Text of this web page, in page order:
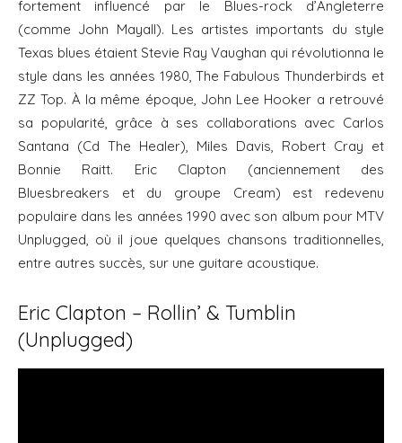
fortement influencé par le Blues-rock d’Angleterre
(comme John Mayall). Les artistes importants du style
Texas blues étaient Stevie Ray Vaughan qui révolutionna le
style dans les années 1980, The Fabulous Thunderbirds et
ZZ Top. À la même époque, John Lee Hooker a retrouvé
sa popularité, grâce à ses collaborations avec Carlos
Santana (Cd The Healer), Miles Davis, Robert Cray et
Bonnie Raitt. Eric Clapton (anciennement des
Bluesbreakers et du groupe Cream) est redevenu
populaire dans les années 1990 avec son album pour MTV
Unplugged, où il joue quelques chansons traditionnelles,
entre autres succès, sur une guitare acoustique.
Eric Clapton – Rollin’ & Tumblin
(Unplugged)